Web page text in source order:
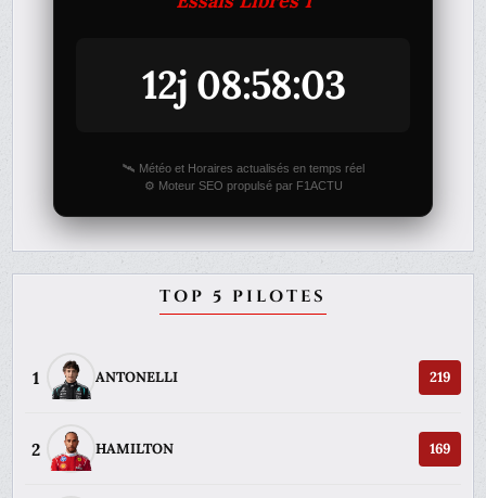
12j 08:58:03
🛰️ Météo et Horaires actualisés en temps réel
⚙️ Moteur SEO propulsé par F1ACTU
TOP 5 PILOTES
1 ANTONELLI 219
2 HAMILTON 169